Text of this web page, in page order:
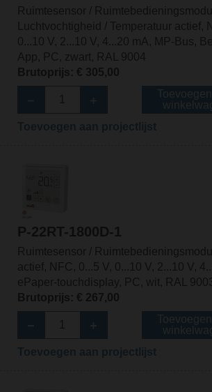
Ruimtesensor /
Luchtvochtigheid / Temperatuur actief,
0...10 V, 2...10 V, 4...20 mA, MP-Bus,
App, PC, zwart, RAL 9004
Brutoprijs: € 305,00
P-22RT-1800D-1
Ruimtesensor /
actief, NFC, 0...5 V, 0...10 V, 2...10 V,
ePaper-touchdisplay, PC, wit, RAL
Brutoprijs: € 267,00